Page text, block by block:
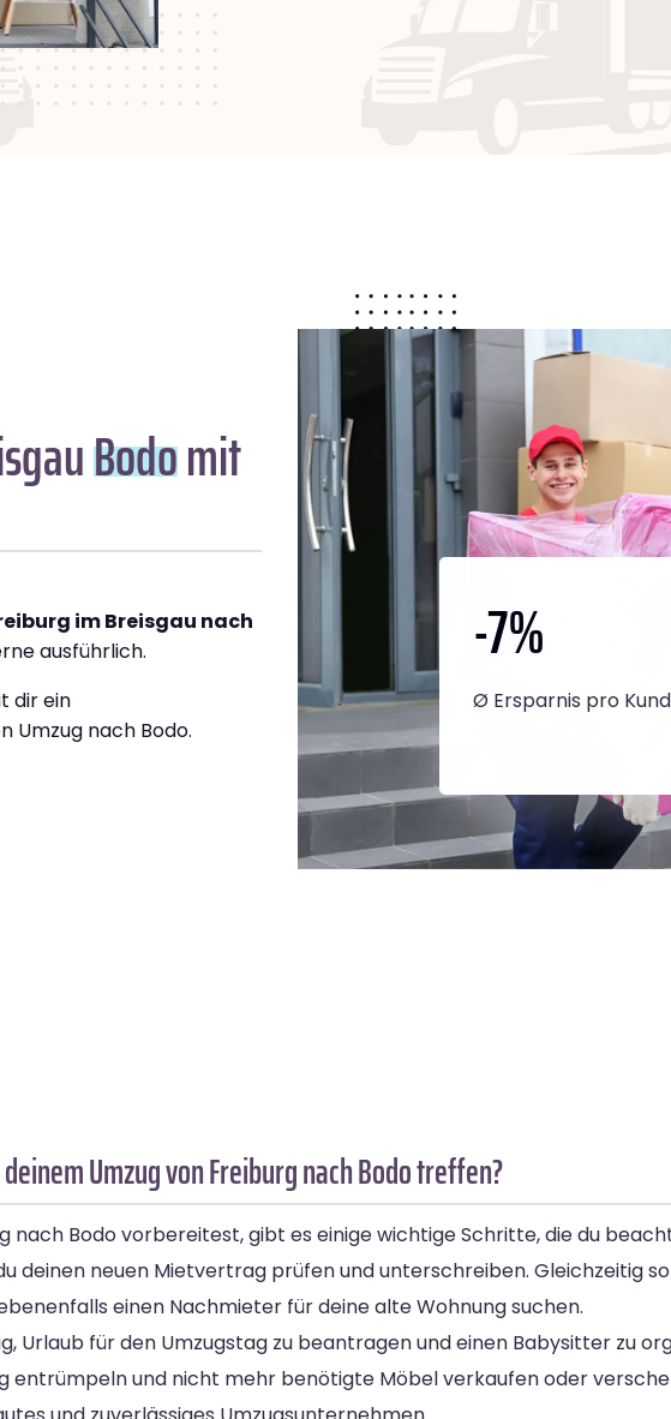
Bodomit
im Breisgau nach
ausführlich.
dir ein
Umzug nach Bodo.
-7%
Ø Ersparnis pro
Umzug von Freiburg nach Bodo treffen?
nach Bodo vorbereitest, gibt es einige wichtige Schritte, die du
deinen neuen Mietvertrag prüfen und unterschreiben. Gleichzeitig
einen Nachmieter für deine alte Wohnung suchen.
Urlaub für den Umzugstag zu beantragen und einen Babysitter zu
entrümpeln und nicht mehr benötigte Möbel verkaufen oder